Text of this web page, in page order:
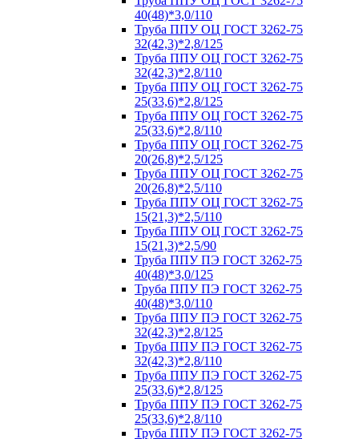
40(48)*3,0/110
Труба ППУ ОЦ ГОСТ 3262-75
32(42,3)*2,8/125
Труба ППУ ОЦ ГОСТ 3262-75
32(42,3)*2,8/110
Труба ППУ ОЦ ГОСТ 3262-75
25(33,6)*2,8/125
Труба ППУ ОЦ ГОСТ 3262-75
25(33,6)*2,8/110
Труба ППУ ОЦ ГОСТ 3262-75
20(26,8)*2,5/125
Труба ППУ ОЦ ГОСТ 3262-75
20(26,8)*2,5/110
Труба ППУ ОЦ ГОСТ 3262-75
15(21,3)*2,5/110
Труба ППУ ОЦ ГОСТ 3262-75
15(21,3)*2,5/90
Труба ППУ ПЭ ГОСТ 3262-75
40(48)*3,0/125
Труба ППУ ПЭ ГОСТ 3262-75
40(48)*3,0/110
Труба ППУ ПЭ ГОСТ 3262-75
32(42,3)*2,8/125
Труба ППУ ПЭ ГОСТ 3262-75
32(42,3)*2,8/110
Труба ППУ ПЭ ГОСТ 3262-75
25(33,6)*2,8/125
Труба ППУ ПЭ ГОСТ 3262-75
25(33,6)*2,8/110
Труба ППУ ПЭ ГОСТ 3262-75